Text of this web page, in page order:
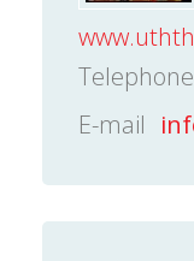
Telephone
E-mail